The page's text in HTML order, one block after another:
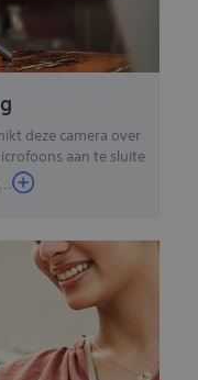
deze camera over
aan te sluite
...